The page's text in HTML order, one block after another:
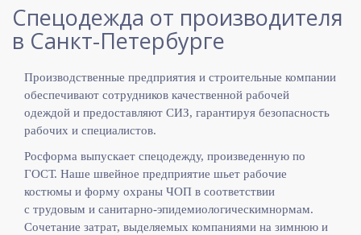
Спецодежда от производителя
в Санкт-Петербурге
Производственные предприятия и строительные компании
обеспечивают сотрудников качественной рабочей
одеждой и предоставляют СИЗ, гарантируя безопасность
рабочих и специалистов.
Росформа выпускает спецодежду, произведенную по
ГОСТ. Наше швейное предприятие шьет рабочие
костюмы и форму охраны ЧОП в соответствии
с трудовым и санитарно-эпидемиологическимнормам.
Сочетание затрат, выделяемых компаниями на зимнюю и